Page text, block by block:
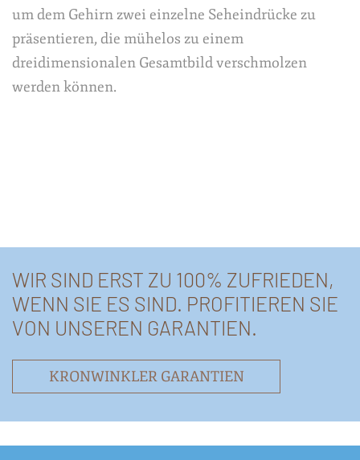
um dem Gehirn zwei einzelne Seheindrücke zu
präsentieren, die mühelos zu einem
dreidimensionalen Gesamtbild verschmolzen
werden können.
WIR SIND ERST ZU 100% ZUFRIEDEN,
WENN SIE ES SIND. PROFITIEREN SIE
VON UNSEREN GARANTIEN.
KRONWINKLER GARANTIEN